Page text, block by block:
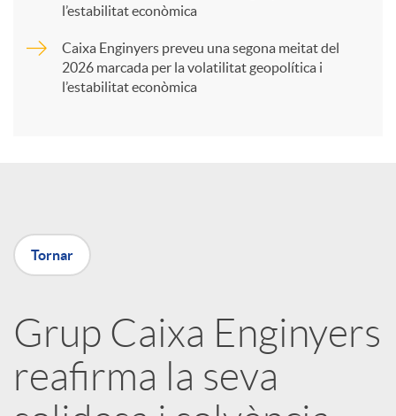
X
r
x
l’estabilitat econòmica
Caixa Enginyers preveu una segona meitat del
2026 marcada per la volatilitat geopolítica i
l’estabilitat econòmica
Tornar
Grup Caixa Enginyers
reafirma la seva